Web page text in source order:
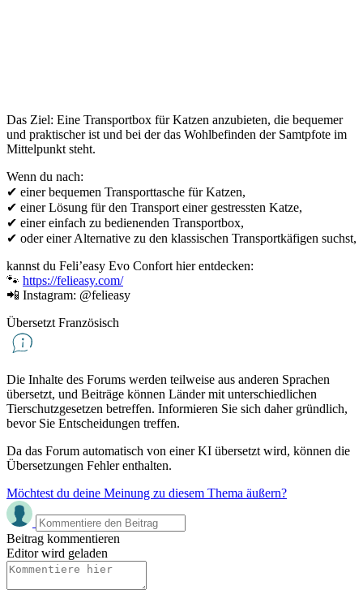
Das Ziel: Eine Transportbox für Katzen anzubieten, die bequemer
und praktischer ist und bei der das Wohlbefinden der Samtpfote im
Mittelpunkt steht.
Wenn du nach:
✔ einer bequemen Transporttasche für Katzen,
✔ einer Lösung für den Transport einer gestressten Katze,
✔ einer einfach zu bedienenden Transportbox,
✔ oder einer Alternative zu den klassischen Transportkäfigen suchst,
kannst du Feli’easy Evo Confort hier entdecken:
🐾 https://felieasy.com/
📲 Instagram: @felieasy
Übersetzt Französisch
Die Inhalte des Forums werden teilweise aus anderen Sprachen
übersetzt, und Beiträge können Länder mit unterschiedlichen
Tierschutzgesetzen betreffen. Informieren Sie sich daher gründlich,
bevor Sie Entscheidungen treffen.
Da das Forum automatisch von einer KI übersetzt wird, können die
Übersetzungen Fehler enthalten.
Möchtest du deine Meinung zu diesem Thema äußern?
Beitrag kommentieren
Editor wird geladen